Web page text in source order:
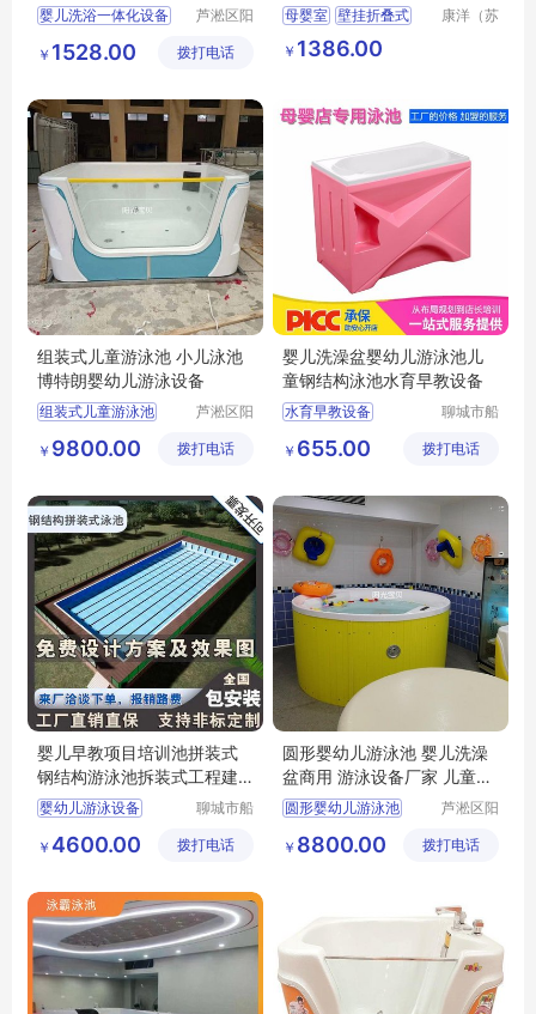
宝宝缸按摩
婴儿洗浴一体化设备
恒温器幼儿游泳浴缸
芦淞区阳
童游泳馆
￥ 1528.00 拨打电话
拉婴儿护理台
母婴室 壁挂折叠式
婴儿安全座椅
康洋（苏
￥ 1386.00
组装式儿童游泳池 小儿泳池
博特朗婴幼儿游泳设备
组装式儿童游泳池
博特朗婴幼儿游泳设备
芦淞区阳
童游泳馆
￥ 9800.00 拨打电话
婴儿洗澡盆婴幼儿游泳池儿
童钢结构泳池水育早教设备
水育早教设备
婴幼儿游泳池
聊城市船
乐设备有
￥ 655.00 拨打电话
婴儿早教项目培训池拼装式
钢结构游泳池拆装式工程建
造水循环过滤
婴幼儿游泳设备
婴幼儿水育早教设备
聊城市船
乐设备有
￥ 4600.00 拨打电话
圆形婴幼儿游泳池 婴儿洗澡
盆商用 游泳设备厂家 儿童浴
缸
圆形婴幼儿游泳池
广州游泳池设备厂家
芦淞区阳
童游泳馆
￥ 8800.00 拨打电话